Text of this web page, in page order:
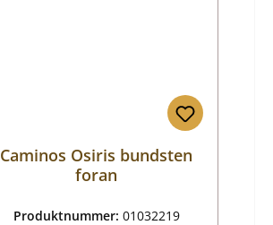
Caminos Osiris bundsten
foran
Produktnummer: 01032219